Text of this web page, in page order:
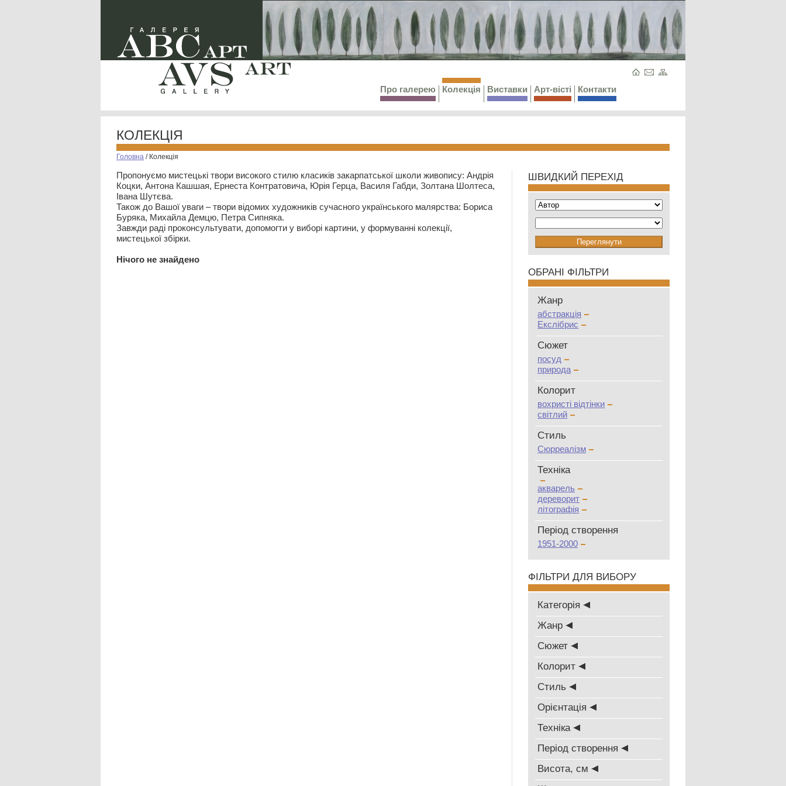
Про галерею Колекція Виставки Арт-вісті Контакти
КОЛЕКЦІЯ
Головна / Колекція
Пропонуємо мистецькі твори високого стилю класиків закарпатської школи живопису: Андрія
Коцки, Антона Кашшая, Ернеста Контратовича, Юрія Герца, Василя Габди, Золтана Шолтеса,
Івана Шутєва.
Також до Вашої уваги – твори відомих художників сучасного українського малярства: Бориса
Буряка, Михайла Демцю, Петра Сипняка.
Завжди раді проконсультувати, допомогти у виборі картини, у формуванні колекції,
мистецької збірки.
Нiчого не знайдено
ШВИДКИЙ ПЕРЕХІД
ОБРАНІ ФІЛЬТРИ
Жанр
абстракція
Екслібрис
Сюжет
посуд
природа
Колорит
вохристі відтінки
світлий
Стиль
Сюрреалізм
Техніка
акварель
дереворит
літографія
Період створення
1951-2000
ФІЛЬТРИ ДЛЯ ВИБОРУ
Категорія
Жанр
Сюжет
Колорит
Стиль
Oрієнтація
Техніка
Період створення
Висота, см